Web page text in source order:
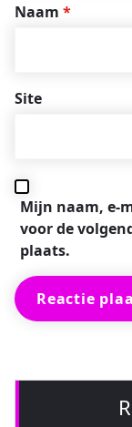
Naam *
Site
Mijn naam, e-
voor de
plaats.